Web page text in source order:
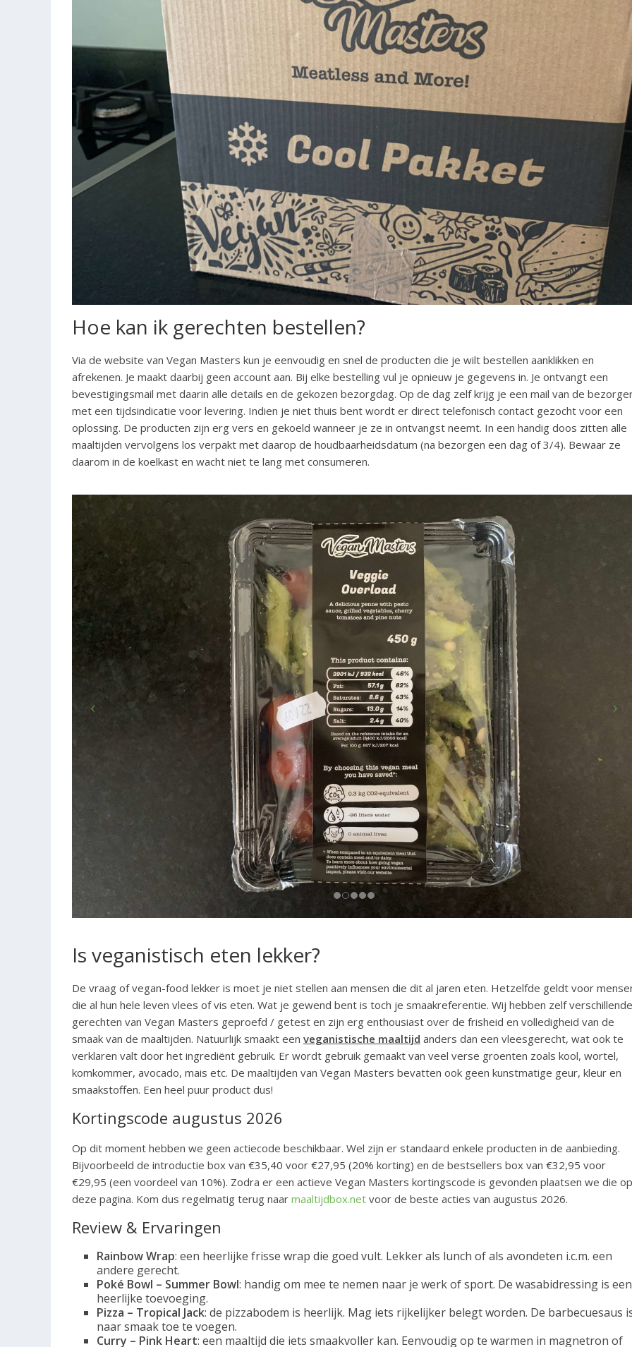
Hoe kan ik gerechten bestellen?
Via de website van Vegan Masters kun je eenvoudig en snel de producten die je wilt bestellen aanklikken en
afrekenen. Je maakt daarbij geen account aan. Bij elke bestelling vul je opnieuw je gegevens in. Je ontvangt een
bevestigingsmail met daarin alle details en de gekozen bezorgdag. Op de dag zelf krijg je een mail van de
met een tijdsindicatie voor levering. Indien je niet thuis bent wordt er direct telefonisch contact gezocht voor een
oplossing. De producten zijn erg vers en gekoeld wanneer je ze in ontvangst neemt. In een handig doos zitten alle
maaltijden vervolgens los verpakt met daarop de houdbaarheidsdatum (na bezorgen een dag of 3/4). Bewaar ze
daarom in de koelkast en wacht niet te lang met consumeren.
Is veganistisch eten lekker?
De vraag of vegan-food lekker is moet je niet stellen aan mensen die dit al jaren eten. Hetzelfde geldt voor
die al hun hele leven vlees of vis eten. Wat je gewend bent is toch je smaakreferentie. Wij hebben zelf verschillende
gerechten van Vegan Masters geproefd / getest en zijn erg enthousiast over de frisheid en volledigheid van de
smaak van de maaltijden. Natuurlijk smaakt een veganistische maaltijd anders dan een vleesgerecht, wat ook te
verklaren valt door het ingrediënt gebruik. Er wordt gebruik gemaakt van veel verse groenten zoals kool, wortel,
komkommer, avocado, mais etc. De maaltijden van Vegan Masters bevatten ook geen kunstmatige geur, kleur en
smaakstoffen. Een heel puur product dus!
Kortingscode augustus 2026
Op dit moment hebben we geen actiecode beschikbaar. Wel zijn er standaard enkele producten in de aanbieding.
Bijvoorbeeld de introductie box van €35,40 voor €27,95 (20% korting) en de bestsellers box van €32,95 voor
€29,95 (een voordeel van 10%). Zodra er een actieve Vegan Masters kortingscode is gevonden plaatsen we die op
deze pagina. Kom dus regelmatig terug naar maaltijdbox.net voor de beste acties van augustus 2026.
Review & Ervaringen
Rainbow Wrap: een heerlijke frisse wrap die goed vult. Lekker als lunch of als avondeten i.c.m. een
andere gerecht.
Poké Bowl – Summer Bowl: handig om mee te nemen naar je werk of sport. De wasabidressing is een
heerlijke toevoeging.
Pizza – Tropical Jack: de pizzabodem is heerlijk. Mag iets rijkelijker belegt worden. De barbecuesaus
naar smaak toe te voegen.
Curry – Pink Heart: een maaltijd die iets smaakvoller kan. Eenvoudig op te warmen in magnetron of